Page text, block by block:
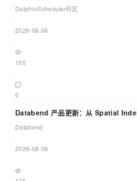
DolphinScheduler社区
2026-08-06
150
0
Databend 产品更新：从 Spatial
Databend
2026-08-06